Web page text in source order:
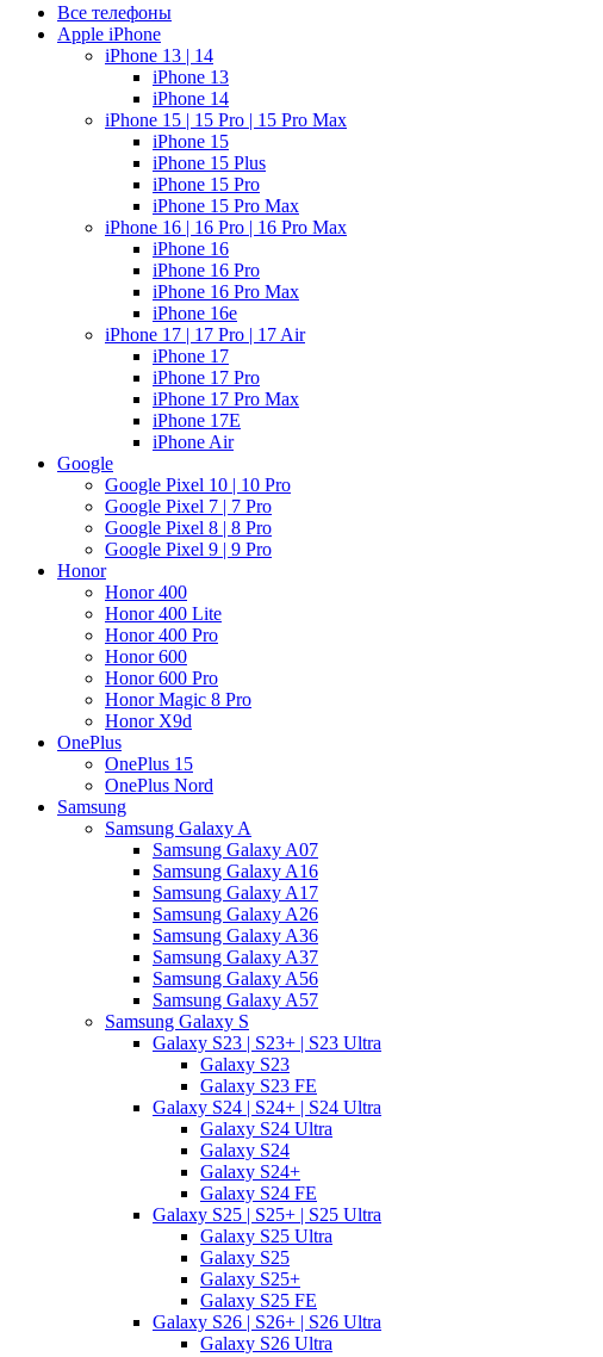
Все телефоны
Apple iPhone
iPhone 13 | 14
iPhone 13
iPhone 14
iPhone 15 | 15 Pro | 15 Pro Max
iPhone 15
iPhone 15 Plus
iPhone 15 Pro
iPhone 15 Pro Max
iPhone 16 | 16 Pro | 16 Pro Max
iPhone 16
iPhone 16 Pro
iPhone 16 Pro Max
iPhone 16e
iPhone 17 | 17 Pro | 17 Air
iPhone 17
iPhone 17 Pro
iPhone 17 Pro Max
iPhone 17E
iPhone Air
Google
Google Pixel 10 | 10 Pro
Google Pixel 7 | 7 Pro
Google Pixel 8 | 8 Pro
Google Pixel 9 | 9 Pro
Honor
Honor 400
Honor 400 Lite
Honor 400 Pro
Honor 600
Honor 600 Pro
Honor Magic 8 Pro
Honor X9d
OnePlus
OnePlus 15
OnePlus Nord
Samsung
Samsung Galaxy A
Samsung Galaxy A07
Samsung Galaxy A16
Samsung Galaxy A17
Samsung Galaxy A26
Samsung Galaxy A36
Samsung Galaxy A37
Samsung Galaxy A56
Samsung Galaxy A57
Samsung Galaxy S
Galaxy S23 | S23+ | S23 Ultra
Galaxy S23
Galaxy S23 FE
Galaxy S24 | S24+ | S24 Ultra
Galaxy S24 Ultra
Galaxy S24
Galaxy S24+
Galaxy S24 FE
Galaxy S25 | S25+ | S25 Ultra
Galaxy S25 Ultra
Galaxy S25
Galaxy S25+
Galaxy S25 FE
Galaxy S26 | S26+ | S26 Ultra
Galaxy S26 Ultra